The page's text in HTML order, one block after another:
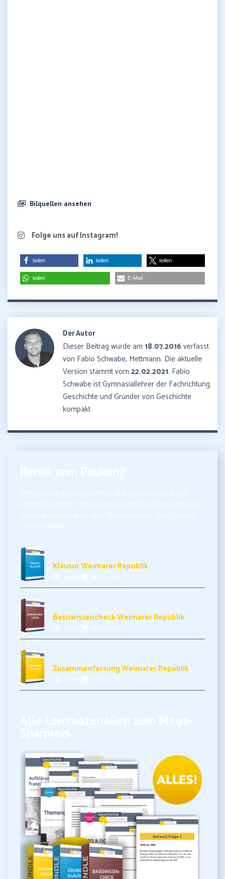
Bilquellen ansehen
Folge uns auf Instagram!
teilen teilen teilen
teilen E-Mail
Der Autor
Dieser Beitrag wurde am 18.07.2016 verfasst
von Fabio Schwabe, Mettmann. Die aktuelle
Version stammt vom 22.02.2021. Fabio
Schwabe ist Gymnasiallehrer der Fachrichtung
Geschichte und Gründer von Geschichte
kompakt
Klausur Weimarer Republik
Basiswissencheck Weimarer Republik
Zusammenfassung Weimarer Republik